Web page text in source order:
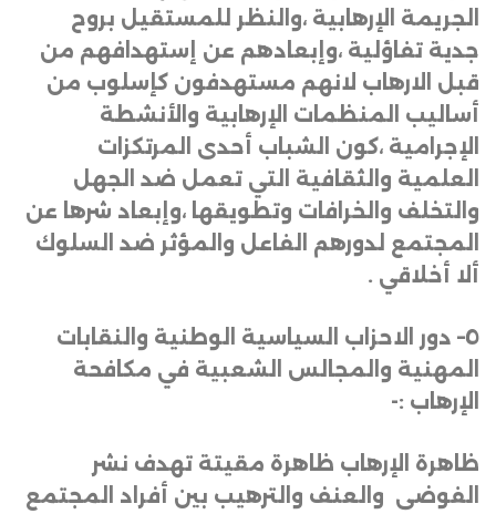
الجريمة الإرهابية ،والنظر للمستقيل بروح
جدية تفاؤلية ،وإبعادهم عن إستهدافهم من
قبل الارهاب لانهم مستهدفون كإسلوب من
أساليب المنظمات الإرهابية والأنشطة
الإجرامية ،كون الشباب أحدى المرتكزات
العلمية والثقافية التي تعمل ضد الجهل
والتخلف والخرافات وتطويقها ،وإبعاد شرها عن
المجتمع لدورهم الفاعل والمؤثر ضد السلوك
ألا أخلاقي .
٥– دور الاحزاب السياسية الوطنية والنقابات
المهنية والمجالس الشعبية في مكافحة
الإرهاب :-
ظاهرة الإرهاب ظاهرة مقيتة تهدف نشر
الفوضى والعنف والترهيب بين أفراد المجتمع